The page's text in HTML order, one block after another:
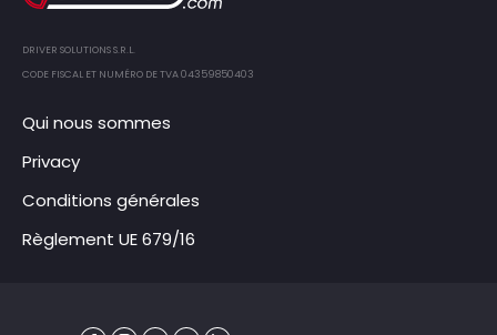
DRIVER SOLUTIONS S.R.L.
CODE FISCAL ET NUMÉRO DE TVA 04359850403
Qui nous sommes
Privacy
Conditions générales
Règlement UE 679/16